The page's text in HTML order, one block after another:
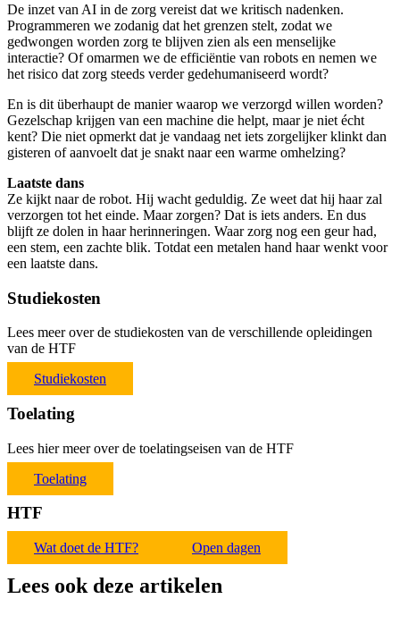
De inzet van AI in de zorg vereist dat we kritisch nadenken.
Programmeren we zodanig dat het grenzen stelt, zodat we
gedwongen worden zorg te blijven zien als een menselijke
interactie? Of omarmen we de efficiëntie van robots en nemen we
het risico dat zorg steeds verder gedehumaniseerd wordt?
En is dit überhaupt de manier waarop we verzorgd willen worden?
Gezelschap krijgen van een machine die helpt, maar je niet écht
kent? Die niet opmerkt dat je vandaag net iets zorgelijker klinkt dan
gisteren of aanvoelt dat je snakt naar een warme omhelzing?
Laatste dans
Ze kijkt naar de robot. Hij wacht geduldig. Ze weet dat hij haar zal
verzorgen tot het einde. Maar zorgen? Dat is iets anders. En dus
blijft ze dolen in haar herinneringen. Waar zorg nog een geur had,
een stem, een zachte blik. Totdat een metalen hand haar wenkt voor
een laatste dans.
Studiekosten
Lees meer over de studiekosten van de verschillende opleidingen
van de HTF
Studiekosten
Toelating
Lees hier meer over de toelatingseisen van de HTF
Toelating
HTF
Wat doet de HTF? Open dagen
Lees ook deze artikelen